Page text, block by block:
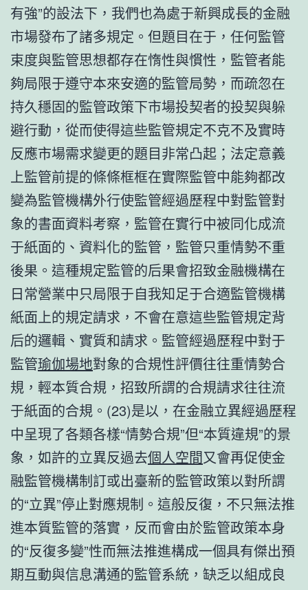
有強”的設法下，我們也為處于新興成長的金融
市場發布了諸多規定。但題目在于，任何監管
束度與監管思想都存在惰性與慣性，監管者能
夠局限于遵守本來安適的監管局勢，而疏忽在
持久穩固的監管政策下市場投契者的投契與躲
避行動，從而使得這些監管規定不克不及實時
反應市場需求變更的題目非常凸起；法定意義
上監管前提的條條框框在實際監管中能夠都改
變為監管機構外行使監管經過歷程中對監管對
象的書面資料考察，監管在實行中被同化成流
于紙面的、資料化的監管，監管只重情勢不重
後果。這種規定監管的后果會招致金融機構在
日常營業中只局限于自我知足于合適監管機構
紙面上的規定請求，不會在意這些監管規定背
后的邏輯、實質和請求。監管經過歷程中對于
監管瑜伽場地對象的合規性評價往往重情勢合
規，輕本質合規，招致所謂的合規請求往往流
于紙面的合規。(23)是以，在金融立異經過歷程
中呈現了各類各樣“情勢合規”但“本質違規”的景
象，如許的立異反過去個人空間又會再促使金
融監管機構制訂或出臺新的監管政策以對所謂
的“立異”停止對應規制。這般反復，不只無法推
進本質監管的落實，反而會由於監管政策本身
的“反復多變”性而無法推進構成一個具有傑出預
期互動與信息溝通的監管系統，缺乏以組成良